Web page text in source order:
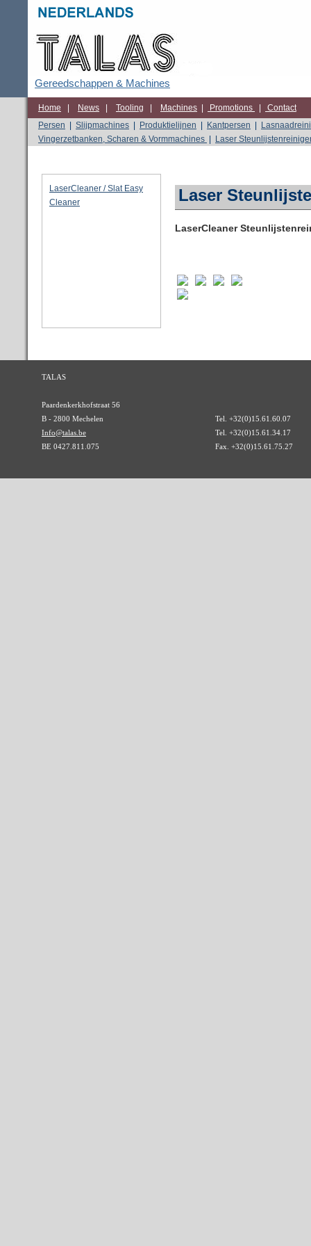
Gereedschappen & Machines
Home News Tooling Machines Promotions
Contact
Persen
Slijpmachines Produktielijnen Kantpersen
Vingerzetbanken, Scharen & Vormmachines
Laser
LaserCleaner / Slat Easy
Cleaner
Laser
LaserCleaner
TALAS
Paardenkerkhofstraat 56
B - 2800 Mechelen
Info@talas.be
BE 0427.811.075
Tel. +32(0)15.61.60.07
Tel. +32(0)15.61.34.17
Fax. +32(0)15.61.75.27